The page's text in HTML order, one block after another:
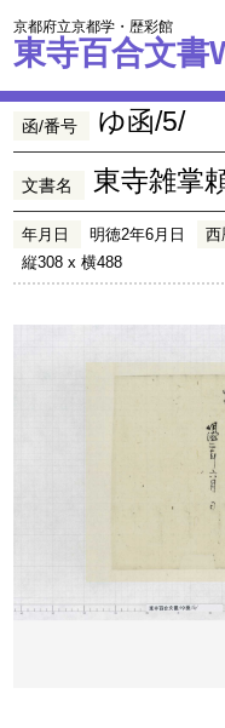
京都府立京都学・歴彩館
東寺百合文書
函/番号 ゆ函/5/
文書名 東寺雑掌
年月日 明徳2年6月日 西
縦308 x 横488